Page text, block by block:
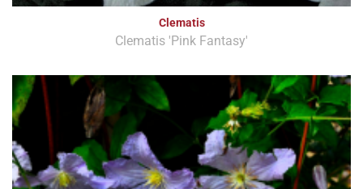
Clematis
Clematis 'Pink Fantasy'